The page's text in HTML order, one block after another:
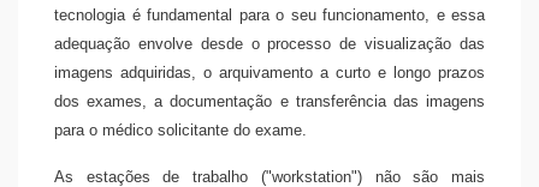
tecnologia é fundamental para o seu funcionamento, e essa
adequação envolve desde o processo de visualização das
imagens adquiridas, o arquivamento a curto e longo prazos
dos exames, a documentação e transferência das imagens
para o médico solicitante do exame.
As estações de trabalho ("workstation") não são mais